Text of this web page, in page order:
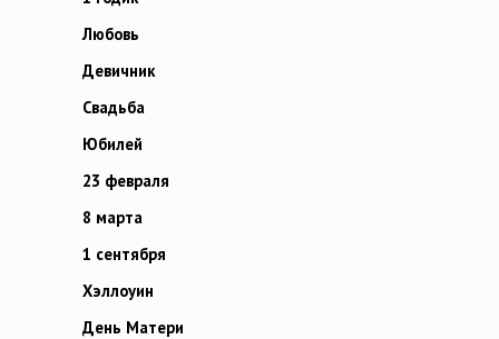
Любовь
Девичник
Свадьба
Юбилей
23 февраля
8 марта
1 сентября
Хэллоуин
День Матери